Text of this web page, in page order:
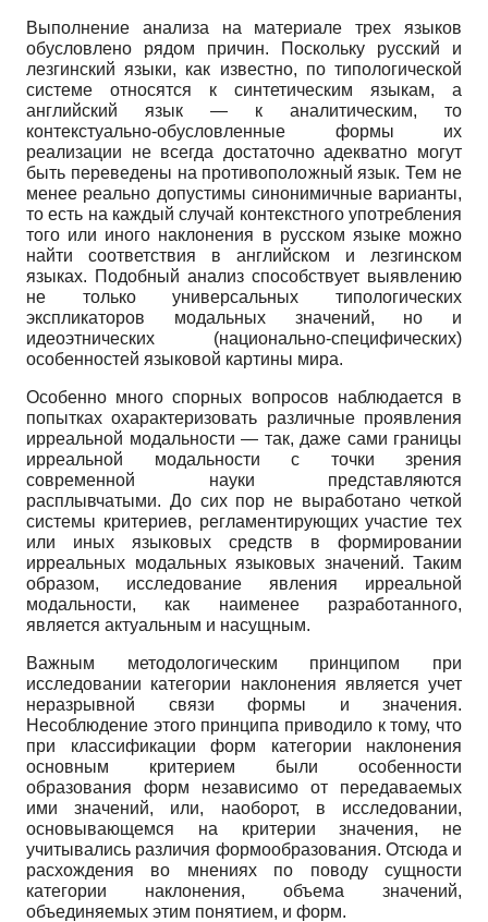
Выполнение анализа на материале трех языков
обусловлено рядом причин. Поскольку русский и
лезгинский языки, как известно, по типологической
системе относятся к синтетическим языкам, а
английский язык — к аналитическим, то
контекстуально-обусловленные формы их
реализации не всегда достаточно адекватно могут
быть переведены на противоположный язык. Тем не
менее реально допустимы синонимичные варианты,
то есть на каждый случай контекстного употребления
того или иного наклонения в русском языке можно
найти соответствия в английском и лезгинском
языках. Подобный анализ способствует выявлению
не только универсальных типологических
экспликаторов модальных значений, но и
идеоэтнических (национально-специфических)
особенностей языковой картины мира.
Особенно много спорных вопросов наблюдается в
попытках охарактеризовать различные проявления
ирреальной модальности — так, даже сами границы
ирреальной модальности с точки зрения
современной науки представляются
расплывчатыми. До сих пор не выработано четкой
системы критериев, регламентирующих участие тех
или иных языковых средств в формировании
ирреальных модальных языковых значений. Таким
образом, исследование явления ирреальной
модальности, как наименее разработанного,
является актуальным и насущным.
Важным методологическим принципом при
исследовании категории наклонения является учет
неразрывной связи формы и значения.
Несоблюдение этого принципа приводило к тому, что
при классификации форм категории наклонения
основным критерием были особенности
образования форм независимо от передаваемых
ими значений, или, наоборот, в исследовании,
основывающемся на критерии значения, не
учитывались различия формообразования. Отсюда и
расхождения во мнениях по поводу сущности
категории наклонения, объема значений,
объединяемых этим понятием, и форм.